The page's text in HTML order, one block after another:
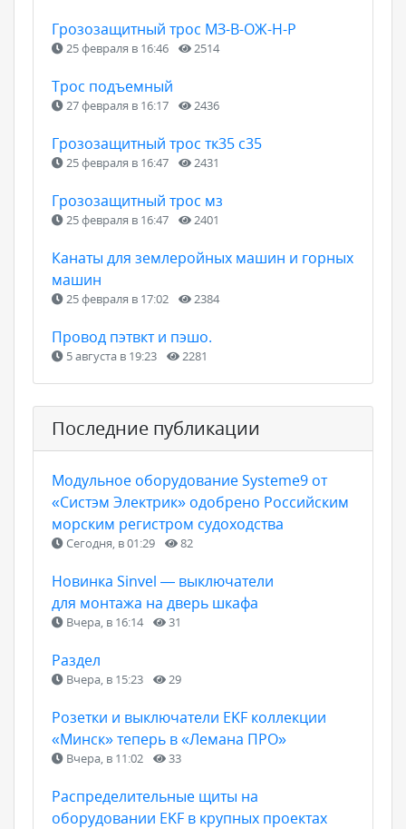
Грозозащитный трос МЗ-В-ОЖ-Н-Р
25 февраля в 16:46 2514
Трос подъемный
27 февраля в 16:17 2436
Грозозащитный трос тк35 с35
25 февраля в 16:47 2431
Грозозащитный трос мз
25 февраля в 16:47 2401
Канаты для землеройных машин и горных
машин
25 февраля в 17:02 2384
Провод пэтвкт и пэшо.
5 августа в 19:23 2281
Последние публикации
Модульное оборудование Systeme9 от
«Систэм Электрик» одобрено Российским
морским регистром судоходства
Сегодня, в 01:29 82
Новинка Sinvel — выключатели
для монтажа на дверь шкафа
Вчера, в 16:14 31
Раздел
Вчера, в 15:23 29
Розетки и выключатели EKF коллекции
«Минск» теперь в «Лемана ПРО»
Вчера, в 11:02 33
Распределительные щиты на
оборудовании EKF в крупных проектах